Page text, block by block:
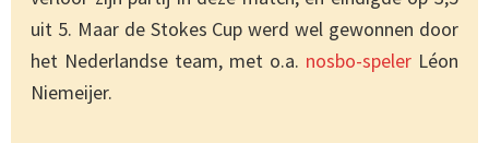
uit 5. Maar de Stokes Cup werd wel gewonnen door
het Nederlandse team, met o.a. nosbo-speler Léon
Niemeijer.